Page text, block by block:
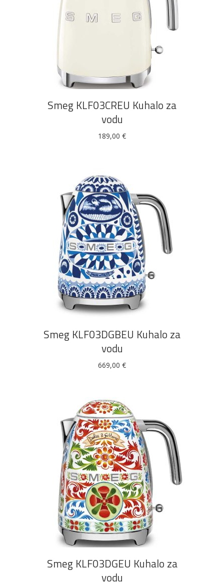
Smeg KLF03CREU Kuhalo za
vodu
189,00 €
DODAJ U KOŠARICU
Smeg KLF03DGBEU Kuhalo za
vodu
669,00 €
DODAJ U KOŠARICU
Smeg KLF03DGEU Kuhalo za
vodu